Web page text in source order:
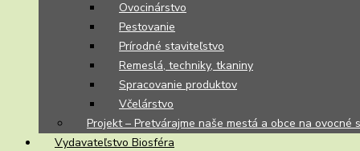
Ovocinárstvo
Pestovanie
Prírodné staviteľstvo
Remeslá, techniky, tkaniny
Spracovanie produktov
Včelárstvo
Projekt – Pretvárajme naše mestá a obce na ovocné
Vydavateľstvo Biosféra